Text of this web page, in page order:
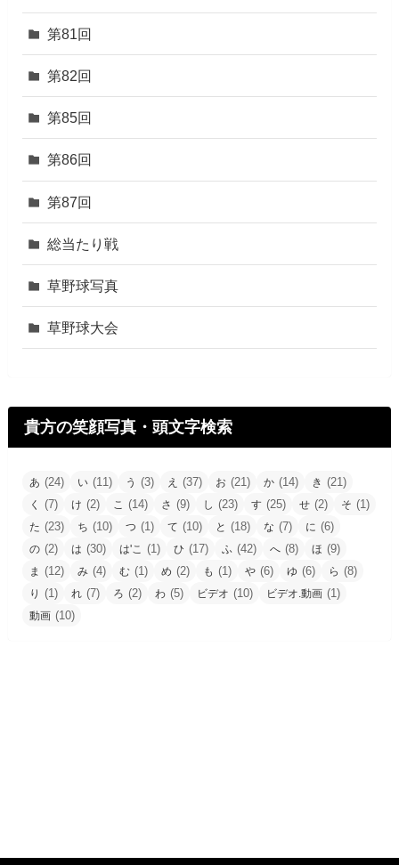
第81回
第82回
第85回
第86回
第87回
総当たり戦
草野球写真
草野球大会
貴方の笑顔写真・頭文字検索
あ (24) い (11) う (3) え (37) お (21) か (14) き (21)
く (7) け (2) こ (14) さ (9) し (23) す (25) せ (2) そ (1)
た (23) ち (10) つ (1) て (10) と (18) な (7) に (6)
の (2) は (30) は'こ (1) ひ (17) ふ (42) へ (8) ほ (9)
ま (12) み (4) む (1) め (2) も (1) や (6) ゆ (6) ら (8)
り (1) れ (7) ろ (2) わ (5) ビデオ (10) ビデオ.動画 (1)
動画 (10)